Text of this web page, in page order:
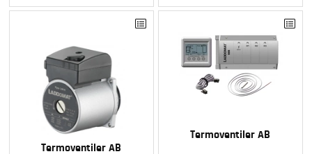
Termoventiler AB
Termoventiler AB